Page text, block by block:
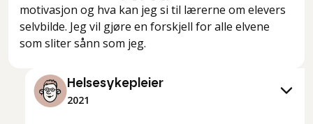
motivasjon og hva kan jeg si til lærerne om elevers
selvbilde. Jeg vil gjøre en forskjell for alle elvene
som sliter sånn som jeg.
Helsesykepleier
2021